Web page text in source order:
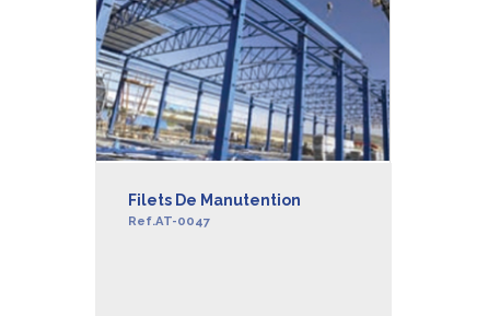
Filets De Manutention
Ref.AT-0047